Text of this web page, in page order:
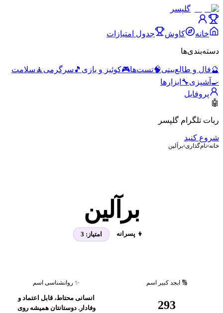
گلپسر
خانه کاوش جدول امتیازات
دسته‌بندی‌ها
🔮فال و طالع‌بینی🧠تست‌ها🎮کوئیز و بازی 🎵 سرگرمی 🧘 سلامت
🍳 آشپزی🔧 ابزارها
پروفایل
🤖
ربات تلگرام گلپسر
شروع کنید
خانه›نام‌گذاری›برآلین
برآلین
👦 پسرانه امتیاز: 3
🔢 ابجد کبیر اسم
293
✨ روانشناسی اسم
انسانی محتاط، قابل اعتماد و
وفادار. دوستانتان همیشه روی